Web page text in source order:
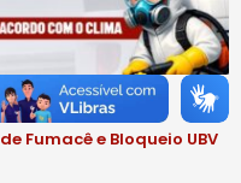
Fumacê e Bloqueio UBV